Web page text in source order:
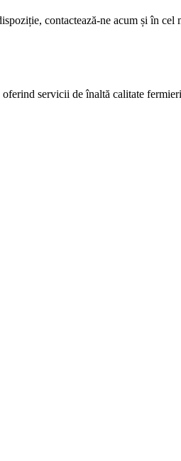
contactează-ne acum și în cel
servicii de înaltă calitate